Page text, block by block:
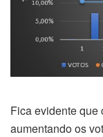
Fica evidente que
aumentando os